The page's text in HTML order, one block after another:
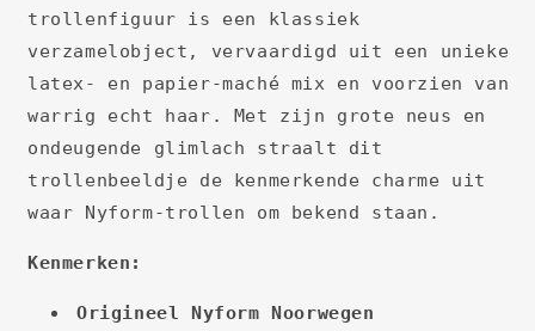
trollenfiguur is een klassiek
verzamelobject, vervaardigd uit een unieke
latex- en papier-maché mix en voorzien van
warrig echt haar. Met zijn grote neus en
ondeugende glimlach straalt dit
trollenbeeldje de kenmerkende charme uit
waar Nyform-trollen om bekend staan.
Kenmerken:
Origineel Nyform Noorwegen